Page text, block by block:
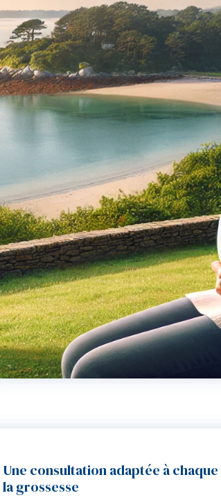
Une consultation adaptée à
la grossesse